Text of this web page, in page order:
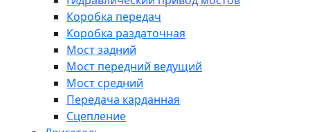
Коробка передач
Коробка раздаточная
Мост задний
Мост передний ведущий
Мост средний
Передача карданная
Сцепление